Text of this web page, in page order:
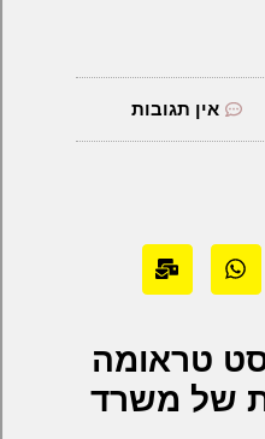
אין תגובות
טראומה
של משרד